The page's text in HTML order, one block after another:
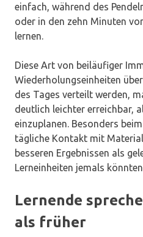
einfach, während des
oder in den zehn Minuten
lernen.
Diese Art von beiläufiger
Wiederholungseinheiten
des Tages verteilt werden,
deutlich leichter erreichbar,
einzuplanen. Besonders
tägliche Kontakt mit
besseren Ergebnissen als
Lerneinheiten jemals
Lernende
als früher